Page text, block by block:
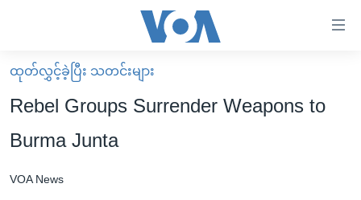
လွယ်ကူ
စေ
သည့်
များ
မူလစာမျက်နှာ
မြန်မာ
ကမ္ဘာ့သတင်းများ
ထုတ်လွှင့်ခဲ့ပြီး သတင်းများ
Rebel Groups Surrender Weapons to
Burma Junta
VOA News